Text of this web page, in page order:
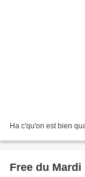
Ha c'qu'on est bien
Free du Mardi